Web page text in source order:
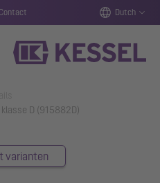
Contact Dutch
D (915882D)
varianten